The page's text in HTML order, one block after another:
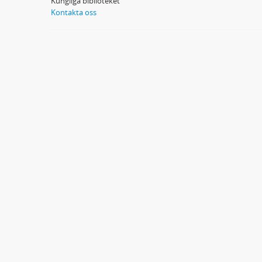
Kontakta oss